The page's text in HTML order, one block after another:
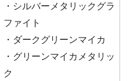
・シルバーメタリックグラ
ファイト
・ダークグリーンマイカ
・グリーンマイカメタリッ
ク